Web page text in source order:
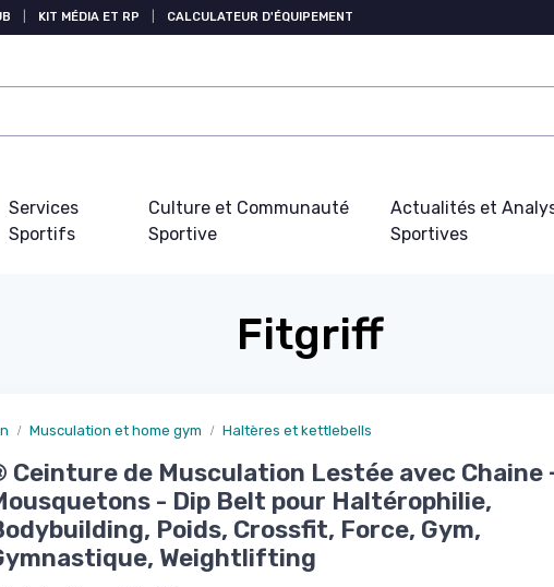
KIT MÉDIA ET RP CALCULATEUR D'ÉQUIPEMENT
Services
Sportifs
Culture et Communauté
Sportive
Actualités et
Sportives
Fitgriff
Musculation et home gym Haltères et kettlebells
Ceinture de Musculation Lestée avec Chaine
- Dip Belt pour Haltérophilie,
Poids, Crossfit, Force, Gym,
Weightlifting